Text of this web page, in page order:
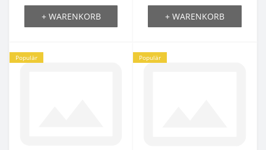
+ WARENKORB + WARENKORB
Populär Populär